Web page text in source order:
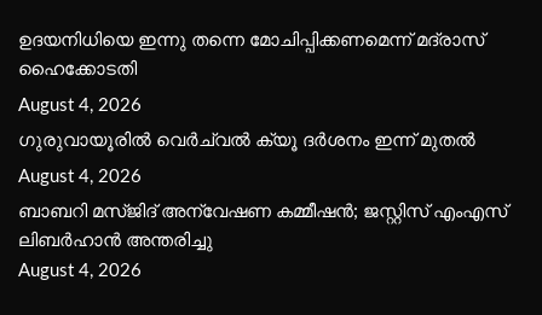
ഉദയനിധിയെ ഇന്നു തന്നെ മോചിപ്പിക്കണമെന്ന് മദ്രാസ്
ഹൈക്കോടതി
August 4, 2026
ഗുരുവായൂരില്‍ വെര്‍ച്വല്‍ ക്യൂ ദര്‍ശനം ഇന്ന് മുതല്‍
August 4, 2026
ബാബറി മസ്ജിദ് അന്വേഷണ കമ്മീഷന്‍; ജസ്റ്റിസ് എംഎസ്
ലിബര്‍ഹാന്‍ അന്തരിച്ചു
August 4, 2026